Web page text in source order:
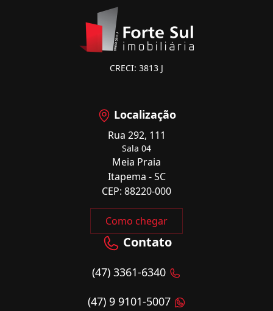
CRECI: 3813 J
Localização
Rua 292, 111
Sala 04
Meia Praia
Itapema - SC
CEP: 88220-000
Como chegar
Contato
(47) 3361-6340
(47) 9 9101-5007